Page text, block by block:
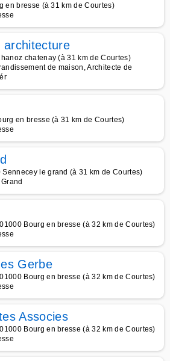
en bresse (à 31 km de Courtes)
architecture
chatenay (à 31 km de Courtes)
de maison, Architecte de
en bresse (à 31 km de Courtes)
le grand (à 31 km de Courtes)
Bourg en bresse (à 32 km de Courtes)
Gerbe
Bourg en bresse (à 32 km de Courtes)
Associes
Bourg en bresse (à 32 km de Courtes)